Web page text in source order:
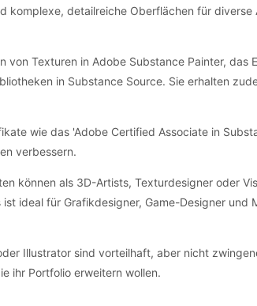
komplexe, detailreiche Oberflächen für
Texturen in Adobe Substance Painter, das
in Substance Source. Sie erhalten
wie das 'Adobe Certified Associate in
verbessern.
können als 3D-Artists, Texturdesigner oder
ideal für Grafikdesigner, Game-Designer und
Illustrator sind vorteilhaft, aber nicht
ihr Portfolio erweitern wollen.